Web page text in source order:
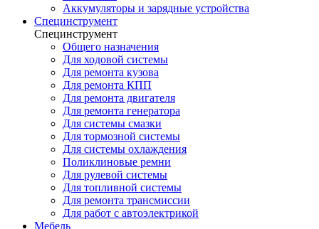
Аккумуляторы и зарядные устройства
Специнструмент
Специнструмент
Общего назначения
Для ходовой системы
Для ремонта кузова
Для ремонта КПП
Для ремонта двигателя
Для ремонта генератора
Для системы смазки
Для тормозной системы
Для системы охлаждения
Поликлиновые ремни
Для рулевой системы
Для топливной системы
Для ремонта трансмиссии
Для работ с автоэлектрикой
Мебель